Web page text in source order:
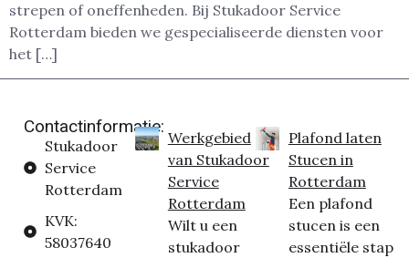
strepen of oneffenheden. Bij Stukadoor Service
Rotterdam bieden we gespecialiseerde diensten voor
het […]
Contactinformatie:
Stukadoor
Service
Rotterdam
KVK:
58037640
Werkgebied
van Stukadoor
Service
Rotterdam
Wilt u een
stukadoor
Plafond laten
Stucen in
Rotterdam
Een plafond
stucen is een
essentiële stap